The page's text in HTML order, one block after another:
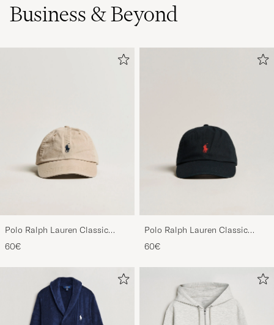
Business & Beyond
Polo Ralph Lauren Classic
Sports Cap Beige
60€
Polo Ralph Lauren Classic
Sports Cap Black
60€